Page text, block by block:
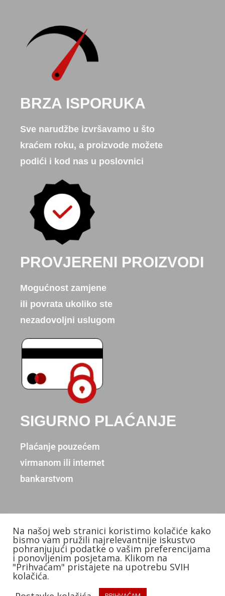
BRZA ISPORUKA
Sve narudžbe izvršavamo u što
kraćem roku, a proizvode možete
podići i kod nas u poslovnici
PROVJERENI PROIZVODI
Mogućnost zamjene
ili povrata ukoliko ste
nezadovoljni uslugom
SIGURNO PLAĆANJE
Plaćanje pouzećem
virmanom ili internet
bankarstvom
Copyright © 2026. Donum d.o.o.
Izradio: KB Studios
Na našoj web stranici koristimo kolačiće kako
bismo vam pružili najrelevantnije iskustvo
pohranjujući podatke o vašim preferencijama
i ponovljenim posjetama. Klikom na
"Prihvaćam" pristajete na upotrebu SVIH
kolačića.